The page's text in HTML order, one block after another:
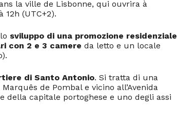
la ville de Lisbonne, qui ouvrira à
12h (UTC+2).
sviluppo di una promozione residenziale
con 2 e 3 camere da letto e un locale
di Santo Antonio. Si tratta di una
de Pombal e vicino all’Avenida
capitale portoghese e uno degli assi